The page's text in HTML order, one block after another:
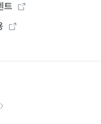
트